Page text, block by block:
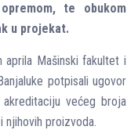
te obukom
u projekat.
Mašinski fakultet i
potpisali ugovor
većeg broja
njihovih proizvoda.